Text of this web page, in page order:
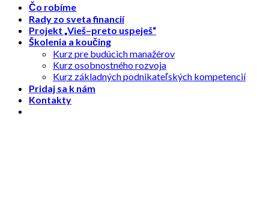
Čo robíme
Rady zo sveta financií
Projekt „Vieš–preto uspeješ“
Školenia a koučing
Kurz pre budúcich manažérov
Kurz osobnostného rozvoja
Kurz základných podnikateľských kompetencií
Pridaj sa k nám
Kontakty